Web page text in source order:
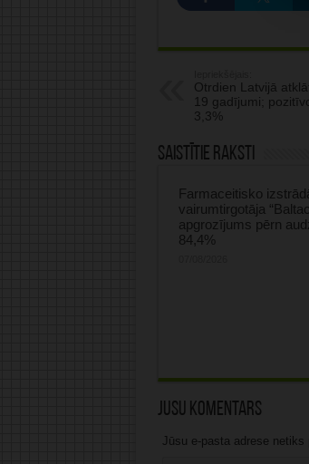
Otrdien Latvijā
19 gadījumi;
3,3%
Saistītie raksti
Farmaceitisko
vairumtirgotāja
apgrozījums pērn
84,4%
Jūsu komentārs
Jūsu e-pasta adrese